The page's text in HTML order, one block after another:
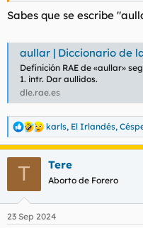
Sabes que se escribe
aullar | Diccionario de
Definición RAE de «aullar»
1. intr. Dar aullidos.
dle.rae.es
R
e
a
e
karls, El Irlandés,
T Tere
Aborto de Forero
23 Sep 2024